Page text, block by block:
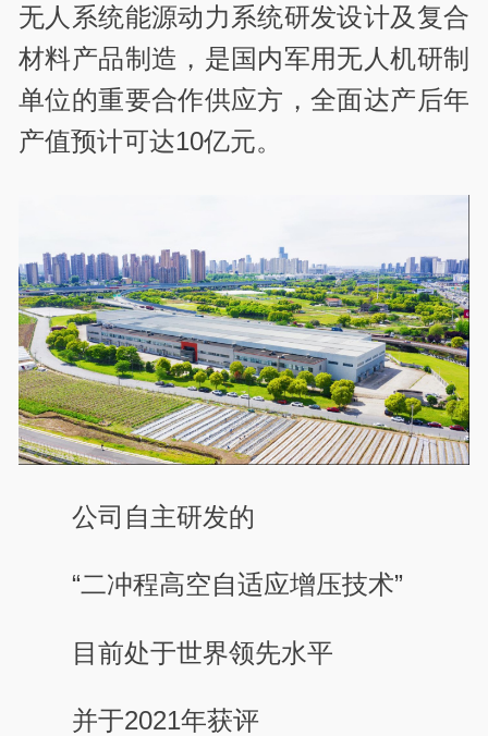
无人系统能源动力系统研发设计及复合
材料产品制造，是国内军用无人机研制
单位的重要合作供应方，全面达产后年
产值预计可达10亿元。
公司自主研发的
“二冲程高空自适应增压技术”
目前处于世界领先水平
并于2021年获评